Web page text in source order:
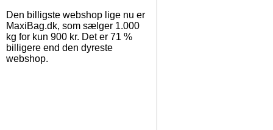
Den billigste webshop lige nu er
MaxiBag.dk, som sælger 1.000
kg for kun 900 kr. Det er 71 %
billigere end den dyreste
webshop.